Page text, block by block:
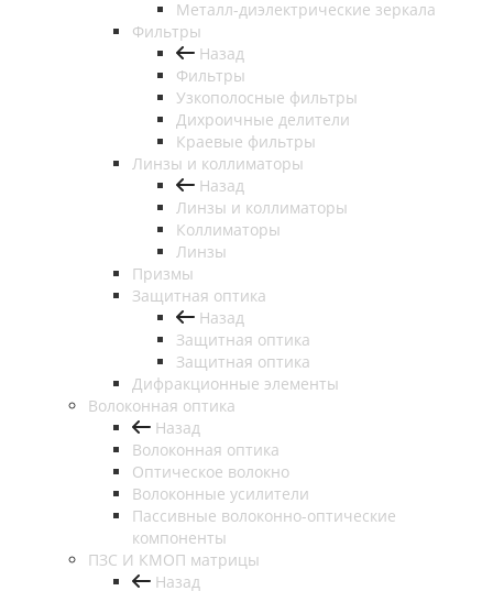
Металл-диэлектрические зеркала
Фильтры
Назад
Фильтры
Узкополосные фильтры
Дихроичные делители
Краевые фильтры
Линзы и коллиматоры
Назад
Линзы и коллиматоры
Коллиматоры
Линзы
Призмы
Защитная оптика
Назад
Защитная оптика
Защитная оптика
Дифракционные элементы
Волоконная оптика
Назад
Волоконная оптика
Оптическое волокно
Волоконные усилители
Пассивные волоконно-оптические
компоненты
ПЗС И КМОП матрицы
Назад